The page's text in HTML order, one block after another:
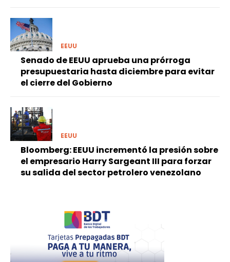
EEUU
Senado de EEUU aprueba una prórroga
presupuestaria hasta diciembre para evitar
el cierre del Gobierno
EEUU
Bloomberg: EEUU incrementó la presión sobre
el empresario Harry Sargeant III para forzar
su salida del sector petrolero venezolano